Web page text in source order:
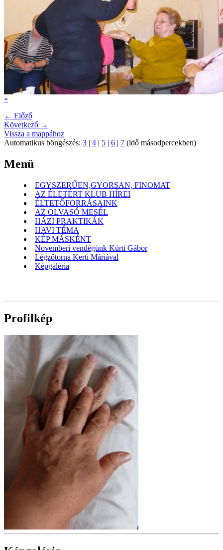
»
← Előző
Következő →
Vissza a mappához
Automatikus böngészés: 3 | 4 | 5 | 6 | 7 (idő másodpercekben)
Menü
EGYSZERŰEN,GYORSAN, FINOMAT
AZ ÉLETÉRT KLUB HÍREI
ÉLTETŐFORRÁSAINK
AZ OLVASÓ MESÉL
HÁZI PRAKTIKÁK
HAVI TÉMA
KÉP MÁSKÉNT
Novemberi vendégünk Kürti Gábor
Légzőtorna Kerti Máriával
Képgaléria
Profilkép